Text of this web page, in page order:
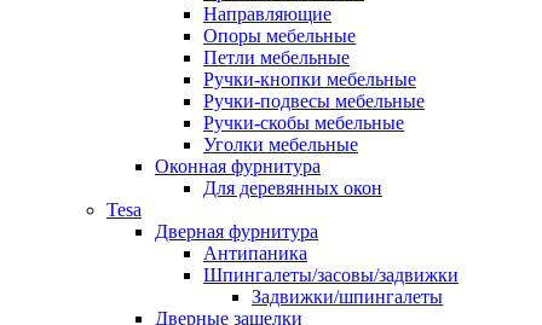
Направляющие
Опоры мебельные
Петли мебельные
Ручки-кнопки мебельные
Ручки-подвесы мебельные
Ручки-скобы мебельные
Уголки мебельные
Оконная фурнитура
Для деревянных окон
Tesa
Дверная фурнитура
Антипаника
Шпингалеты/засовы/задвижки
Задвижки/шпингалеты
Дверные защелки